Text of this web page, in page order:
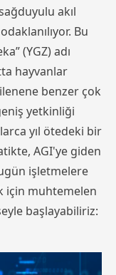
akıl
Bu
(YGZ) adı
hayvanlar
benzer çok
yetkinliği
yıl ötedeki bir
AGI'ye giden
işletmelere
için muhtemelen
başlayabiliriz: